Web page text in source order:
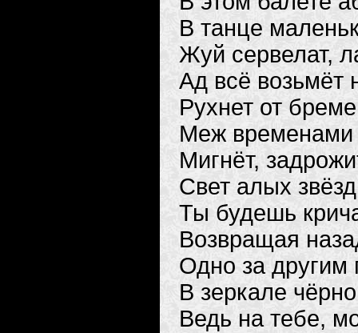
В танце
Жуй сервелат,
Ад всё возьмёт
Рухнет от
Меж временами
Мигнёт,
Свет алых
Ты будешь
Возвращая
Одно за другим
В зеркале
Ведь на тебе,